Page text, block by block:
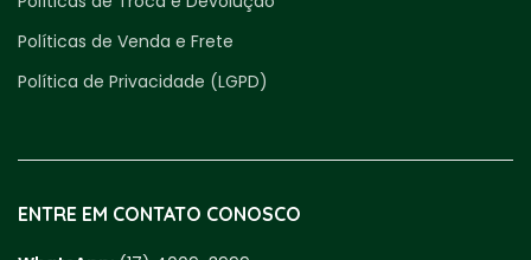
Políticas de Venda e Frete
Política de Privacidade (LGPD)
ENTRE EM CONTATO CONOSCO